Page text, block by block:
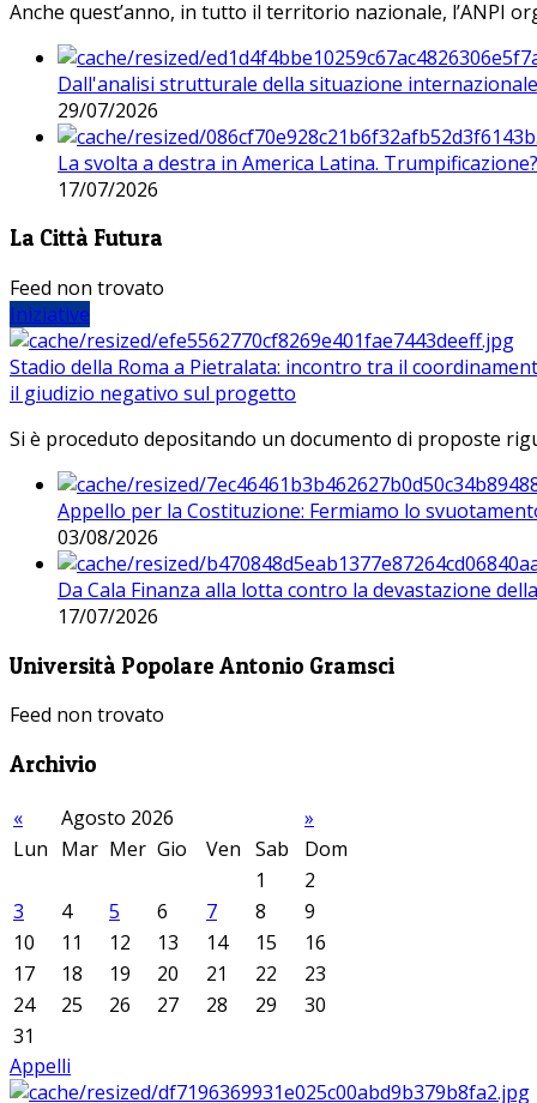
Anche quest’anno, in tutto il territorio nazionale, l’ANPI
Dall'analisi strutturale della situazione
29/07/2026
La svolta a destra in America Latina. Trumpificazione?
17/07/2026
La Città Futura
Feed non trovato
Iniziative
Stadio della Roma a Pietralata: incontro tra il
il giudizio negativo sul progetto
Si è proceduto depositando un documento di proposte
Appello per la Costituzione: Fermiamo lo
03/08/2026
Da Cala Finanza alla lotta contro la devastazione
17/07/2026
Università Popolare Antonio Gramsci
Feed non trovato
Archivio
« Agosto 2026
»
Lun Mar Mer Gio Ven Sab
Dom
1
2
3
4 5 6 7 8
9
10
11 12 13 14 15
16
17
18 19 20 21 22
23
24
25 26 27 28 29
30
31
Appelli